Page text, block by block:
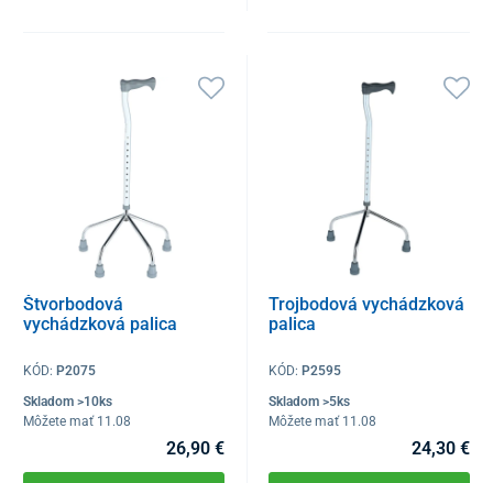
Štvorbodová
vychádzková palica
KÓD: P2075
Skladom >10ks
Môžete mať 11.08
26,90 €
Trojbodová vychádzková
palica
KÓD:P2595
Skladom >5ks
Môžete mať 11.08
24,30 €